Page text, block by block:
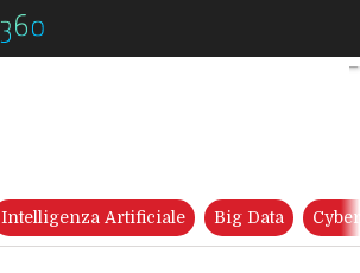
Gianluigi Torchiani
Intelligenza Artificiale Big Data